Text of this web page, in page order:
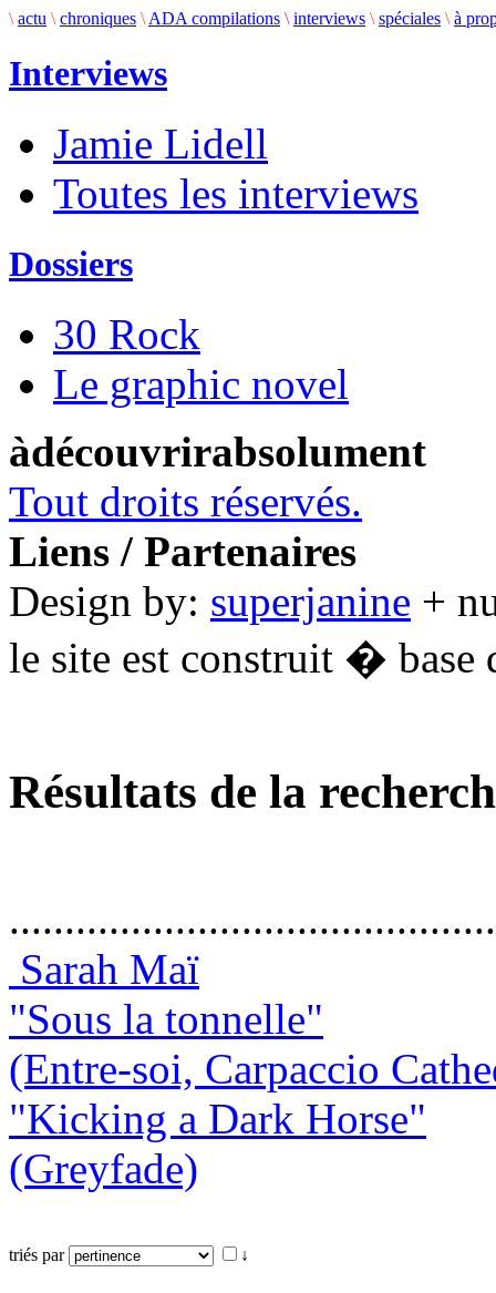
\ actu \ chroniques \ ADA compilations \ interviews \ spéciales \ à
Interviews
Jamie Lidell
Toutes les interviews
Dossiers
30 Rock
Le graphic novel
àdécouvrirabsolument
Tout droits réservés.
Liens / Partenaires
Design by: superjanine +
le site est construit � base
Résultats de la
Sarah Maï
"Sous la tonnelle"
(Entre-soi, Carpaccio
"Kicking a Dark Horse"
(Greyfade)
triés par ↓